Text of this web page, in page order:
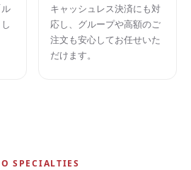
キャッシュレス決済にも対
応し、グループや高額のご
注文も安心してお任せいた
だけます。
SPECIALTIES